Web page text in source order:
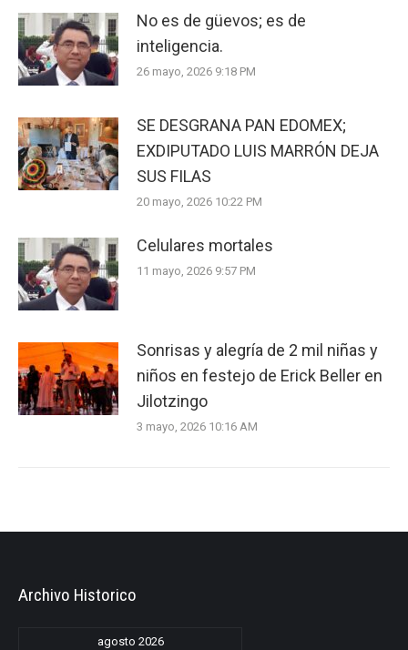
No es de güevos; es de
inteligencia.
26 mayo, 2026 9:18 PM
SE DESGRANA PAN EDOMEX;
EXDIPUTADO LUIS MARRÓN DEJA
SUS FILAS
20 mayo, 2026 10:22 PM
Celulares mortales
11 mayo, 2026 9:57 PM
Sonrisas y alegría de 2 mil niñas y
niños en festejo de Erick Beller en
Jilotzingo
3 mayo, 2026 10:16 AM
Archivo Historico
agosto 2026